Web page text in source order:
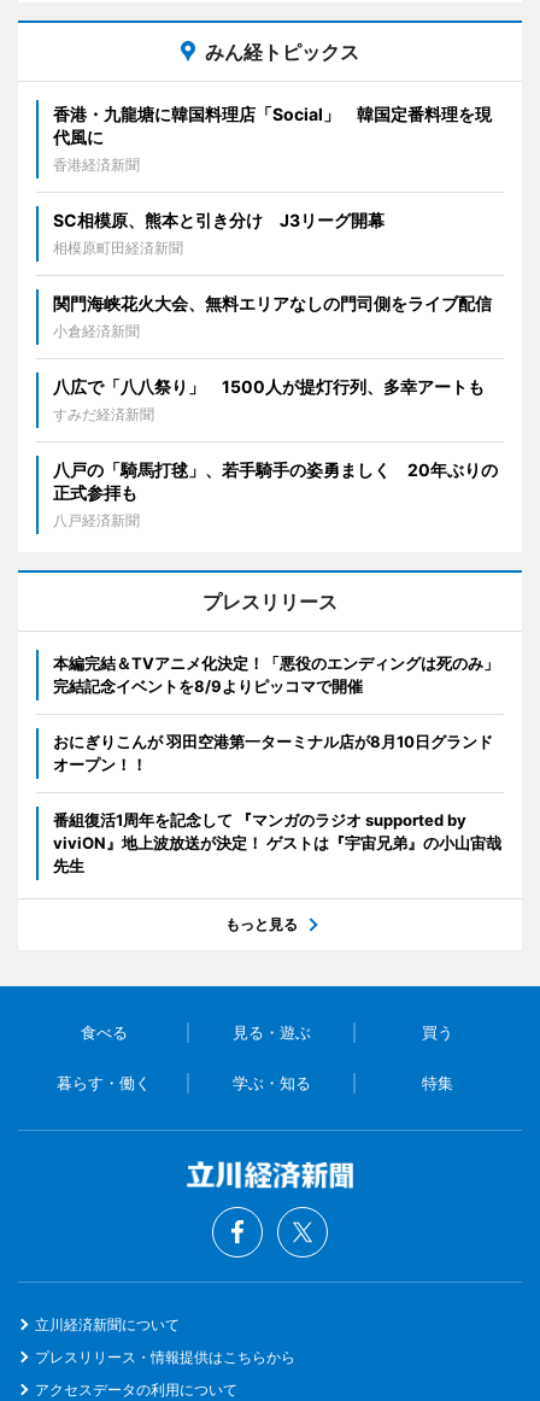
みん経トピックス
香港・九龍塘に韓国料理店「Social」 韓国定番料理を現
代風に
香港経済新聞
SC相模原、熊本と引き分け J3リーグ開幕
相模原町田経済新聞
関門海峡花火大会、無料エリアなしの門司側をライブ配信
小倉経済新聞
八広で「八八祭り」 1500人が提灯行列、多幸アートも
すみだ経済新聞
八戸の「騎馬打毬」、若手騎手の姿勇ましく 20年ぶりの
正式参拝も
八戸経済新聞
プレスリリース
本編完結＆TVアニメ化決定！「悪役のエンディングは死のみ」
完結記念イベントを8/9よりピッコマで開催
おにぎりこんが 羽田空港第一ターミナル店が8月10日グランド
オープン！！
番組復活1周年を記念して 『マンガのラジオ supported by
viviON』地上波放送が決定！ ゲストは『宇宙兄弟』の小山宙哉
先生
もっと見る
食べる 見る・遊ぶ 買う
暮らす・働く 学ぶ・知る 特集
立川経済新聞について
プレスリリース・情報提供はこちらから
アクセスデータの利用について